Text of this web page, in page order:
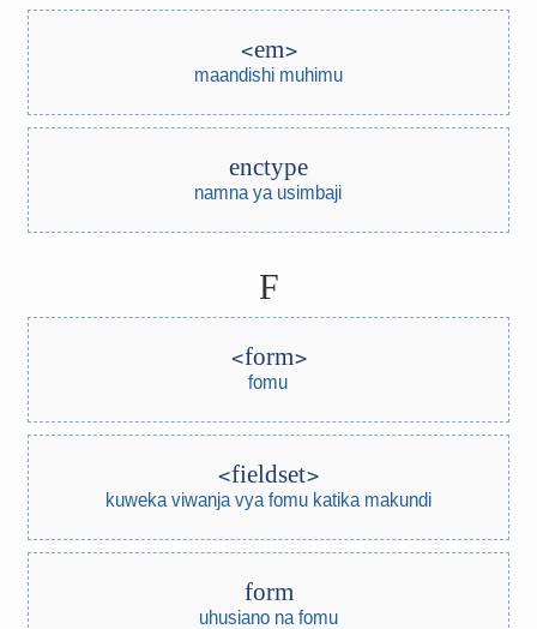
em
maandishi muhimu
enctype
namna ya usimbaji
F
form
fomu
fieldset
kuweka viwanja vya fomu katika makundi
form
uhusiano na fomu